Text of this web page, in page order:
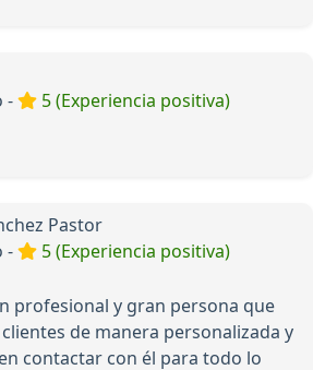
-
5 (Experiencia positiva)
Pastor
-
5 (Experiencia positiva)
profesional y gran persona que
de manera personalizada y
contactar con él para todo lo